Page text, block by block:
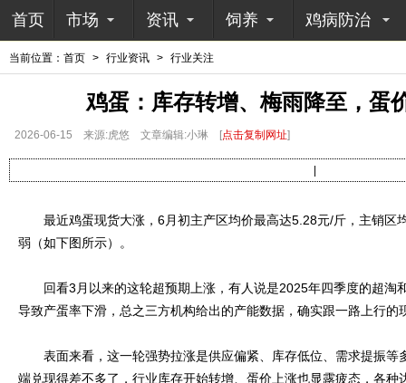
首页 市场 资讯 饲养 鸡病防治
当前位置： 首页 > 行业资讯 > 行业关注
鸡蛋：库存转增、梅雨降至，蛋
2026-06-15 来源:虎悠 文章编辑:小琳 [点击复制网址]
最近鸡蛋现货大涨，6月初主产区均价最高达5.28元/斤，主销区
弱（如下图所示）。
回看3月以来的这轮超预期上涨，有人说是2025年四季度的超淘
导致产蛋率下滑，总之三方机构给出的产能数据，确实跟一路上行的
表面来看，这一轮强势拉涨是供应偏紧、库存低位、需求提振等
端兑现得差不多了，行业库存开始转增、蛋价上涨也显露疲态，各种